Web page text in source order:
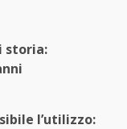
storia:
l’utilizzo: